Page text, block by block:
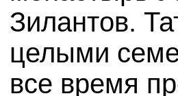
Зилантов.
целыми
все время